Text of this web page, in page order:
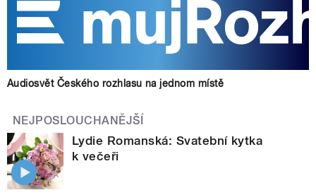
Audiosvět Českého rozhlasu na jednom místě
NEJPOSLOUCHANĚJŠÍ
Lydie Romanská: Svatební kytka
k večeři